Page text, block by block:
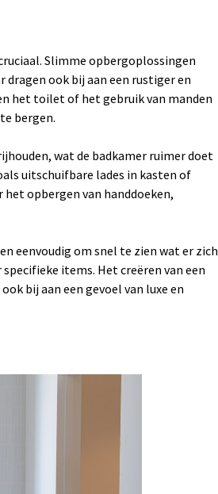
Slimme opbergoplossingen
ook bij aan een rustiger en
het toilet of het gebruik van manden
bergen.
wat de badkamer ruimer doet
uitschuifbare lades in kasten of
het opbergen van handdoeken,
eenvoudig om snel te zien wat er zich
items. Het creëren van een
bij aan een gevoel van luxe en